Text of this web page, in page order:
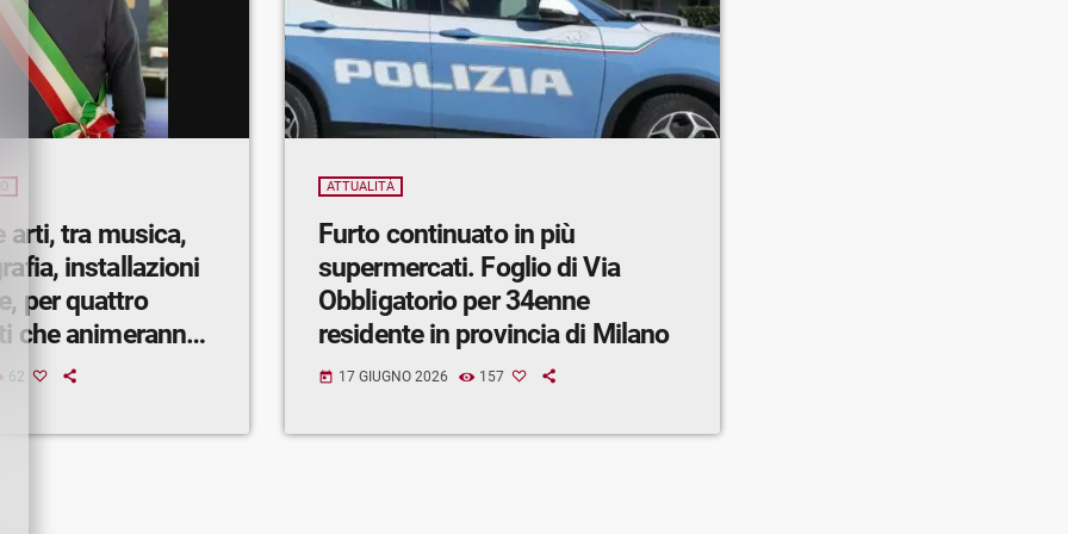
arti, tra musica,
installazioni
per quattro
che animeranno
1° al 4 luglio.
62
ATTUALITÀ
Furto continuato in più
supermercati. Foglio di Via
Obbligatorio per 34enne
residente in provincia di Milano
today 17 GIUGNO 2026 157